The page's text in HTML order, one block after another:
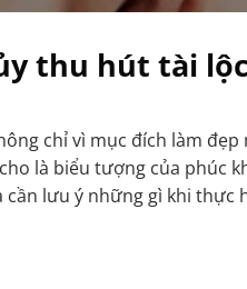
thu hút tài lộc
chỉ vì mục đích làm đẹp
là biểu tượng của phúc
lưu ý những gì khi thực